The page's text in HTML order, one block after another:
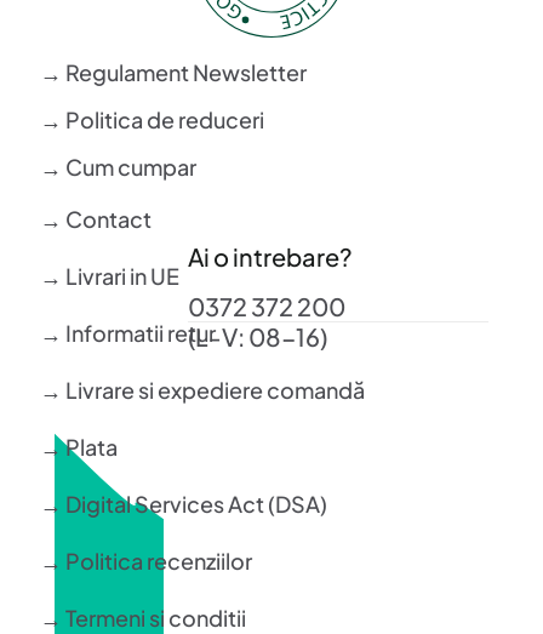
Suplimentele pentru metabolism pot înlocui
endocrine?
Ai o intrebare?
0372 372 200
(L-V: 08-16)
→ Regulament Newsletter
→ Politica de reduceri
→ Cum cumpar
→ Contact
→ Livrari in UE
→ Informatii retur
→ Livrare si expediere comandă
→ Plata
→ Digital Services Act (DSA)
→ Politica recenziilor
→ Termeni si conditii